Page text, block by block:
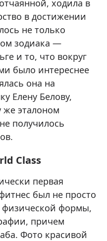
ходила в
в достижении
не только
зодиака —
и то, что вокруг
было интереснее
она на
Елену Белову,
же эталоном
получилось
Сlass
первая
был не просто
физической формы,
причем
Фото красивой